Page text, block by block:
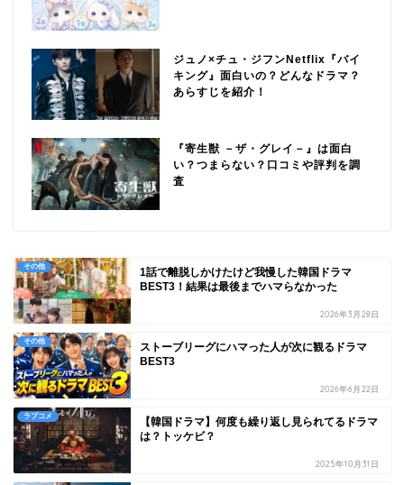
ジュノ×チュ・ジフンNetflix『バイ
キング』面白いの？どんなドラマ？
あらすじを紹介！
『寄生獣 －ザ・グレイ－』は面白
い？つまらない？口コミや評判を調
査
その他
1話で離脱しかけたけど我慢した韓国ドラマ
BEST3！結果は最後までハマらなかった
2026年3月28日
その他
ストーブリーグにハマった人が次に観るドラマ
BEST3
2026年6月22日
ラブコメ
【韓国ドラマ】何度も繰り返し見られてるドラマ
は？トッケビ？
2025年10月31日